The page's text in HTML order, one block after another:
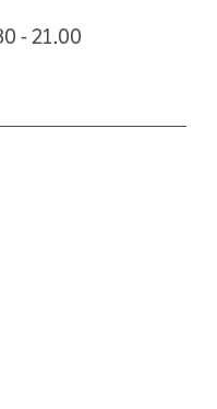
- 21.00